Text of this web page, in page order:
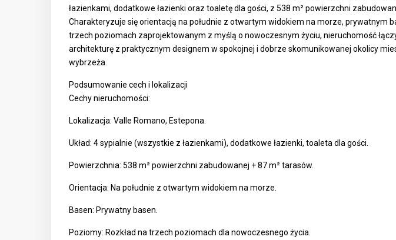
łazienkami, dodatkowe łazienki oraz toaletę dla gości, z 538 m² powierzchni
Charakteryzuje się orientacją na południe z otwartym widokiem na morze, prywatnym
trzech poziomach zaprojektowanym z myślą o nowoczesnym życiu, nieruchomość
architekturę z praktycznym designem w spokojnej i dobrze skomunikowanej okolicy
wybrzeża.
Podsumowanie cech i lokalizacji
Cechy nieruchomości:
Lokalizacja: Valle Romano, Estepona.
Układ: 4 sypialnie (wszystkie z łazienkami), dodatkowe łazienki, toaleta dla gości.
Powierzchnia: 538 m² powierzchni zabudowanej + 87 m² tarasów.
Orientacja: Na południe z otwartym widokiem na morze.
Basen: Prywatny basen.
Poziomy: Rozkład na trzech poziomach dla nowoczesnego życia.